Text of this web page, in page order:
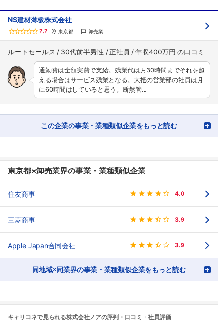
NS建材薄板株式会社
?.? 東京都 卸売業
ルートセールス 30代前半男性 正社員 年収400万円
通勤費は全額実費で支給。残業代は月30時間までそれを超
える場合はサービス残業となる。大抵の営業部の社員は月
に60時間はしていると思う。断然管…
この企業の事業・業種類似企業をもっと読む
東京都×卸売業界の事業・業種類似企業
住友商事 4.0
三菱商事 3.9
Apple Japan合同会社 3.9
同地域×同業界の事業・業種類似企業をもっと読む
キャリコネで見られる株式会社ノアの評判・口コミ・社員評価